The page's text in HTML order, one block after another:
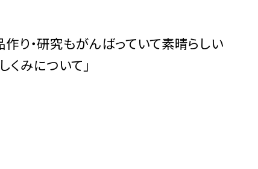
り・研究もがんばっていて素晴らしい
くみについて」